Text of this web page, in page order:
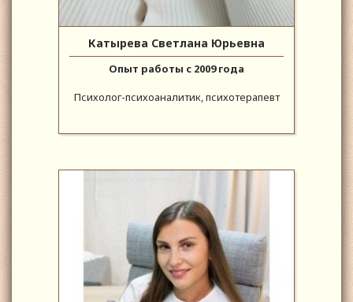
Катырева Светлана Юрьевна
Опыт работы с 2009 года
Психолог-психоаналитик, психотерапевт